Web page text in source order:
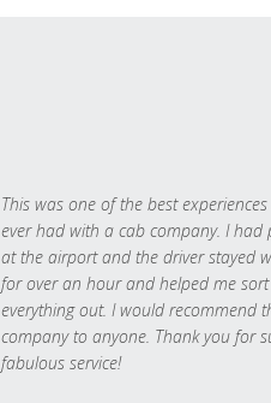
This was one of the best
ever had with a cab company. I had
at the airport and the driver stayed
for over an hour and helped me sort
everything out. I would recommend
company to anyone. Thank you for
fabulous service!